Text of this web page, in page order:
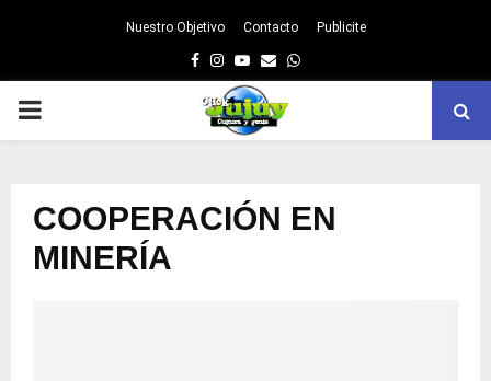
Nuestro Objetivo Contacto Publicite
Facebook
Instagram
Youtube
EmailWhatsapp
PRIMARY
COOPERACIÓN EN
MINERÍA